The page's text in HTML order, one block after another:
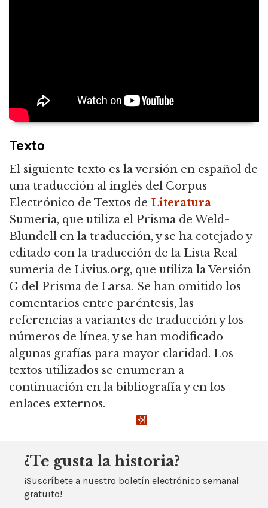
Texto
El siguiente texto es la versión en español de
una traducción al inglés del Corpus
Electrónico de Textos de Literatura
Sumeria, que utiliza el Prisma de Weld-
Blundell en la traducción,y se ha cotejado y
editado con la traducción de la Lista Real
sumeria de Livius.org, que utiliza la Versión
G del Prisma de Larsa. Se han omitido los
comentarios entre paréntesis, las
referencias a variantes de traducción y los
números de línea, y se han modificado
algunas grafías para mayor claridad. Los
textos utilizados se enumeran a
continuación en la bibliografía y en los
enlaces externos.
¿Te gusta la historia?
¡Suscríbete a nuestro boletín electrónico semanal
gratuito!